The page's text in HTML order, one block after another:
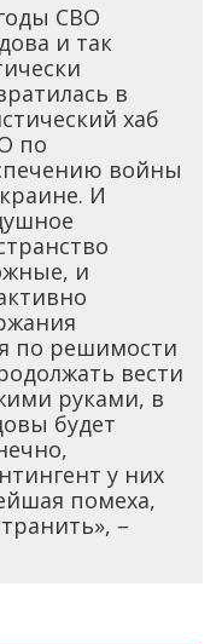
СВО
и так
в
хаб
по
войны
И
и
по решимости
вести
руками, в
будет
у них
помеха,
–